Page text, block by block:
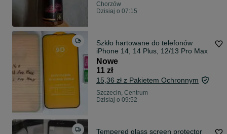
Chorzów
Dzisiaj o 07:15
Szkło hartowane do telefonów
iPhone 14, 14 Plus, 12/13 Pro Max
Nowe
11 zł
15,36 zł z Pakietem Ochronnym
Szczecin, Centrum
Dzisiaj o 09:52
Tempered glass screen protector